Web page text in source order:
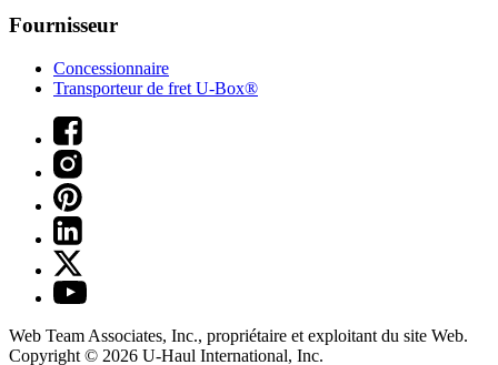
Fournisseur
Concessionnaire
Transporteur de fret U-Box®
Web Team Associates, Inc., propriétaire et exploitant du site Web.
Copyright © 2026 U-Haul International, Inc.